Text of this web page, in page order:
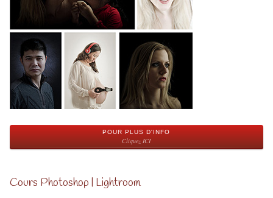
POUR PLUS D'INFO
Cliquez ICI
Cours Photoshop | Lightroom